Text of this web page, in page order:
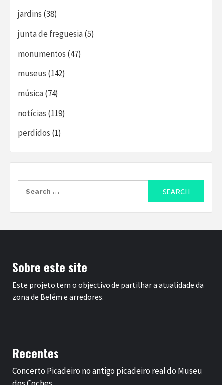
jardins (38)
junta de freguesia(5)
monumentos (47)
museus (142)
música(74)
notícias (119)
perdidos (1)
Sobre este site
Este projeto tem o objectivo de partilhar a atualidade da
zona de Belém e arredores.
Recentes
Concerto Picadeiro no antigo picadeiro real do Museu